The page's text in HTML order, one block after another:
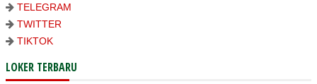
TELEGRAM
TWITTER
TIKTOK
LOKER TERBARU